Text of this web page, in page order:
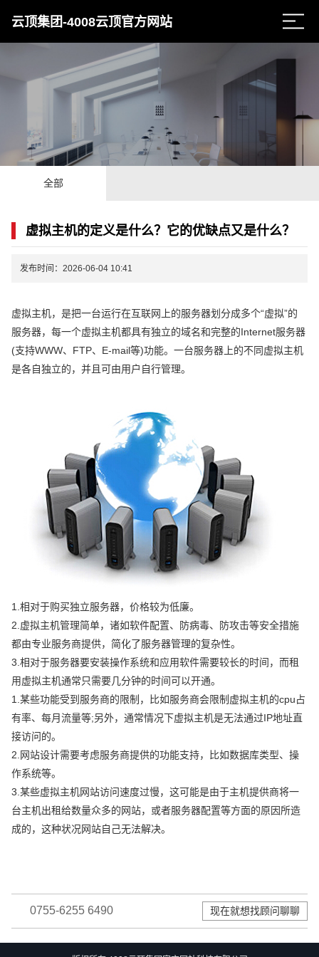
云顶集团-4008云顶官方网站
全部
虚拟主机的定义是什么？它的优缺点又是什么？
发布时间：2026-06-04 10:41
虚拟主机，是把一台运行在互联网上的服务器划分成多个“虚拟”的
服务器，每一个虚拟主机都具有独立的域名和完整的Internet服务器
(支持WWW、FTP、E-mail等)功能。一台服务器上的不同虚拟主机
是各自独立的，并且可由用户自行管理。
1.相对于购买独立服务器，价格较为低廉。
2.虚拟主机管理简单，诸如软件配置、防病毒、防攻击等安全措施
都由专业服务商提供，简化了服务器管理的复杂性。
3.相对于服务器要安装操作系统和应用软件需要较长的时间，而租
用虚拟主机通常只需要几分钟的时间可以开通。
1.某些功能受到服务商的限制，比如服务商会限制虚拟主机的cpu占
有率、每月流量等;另外，通常情况下虚拟主机是无法通过IP地址直
接访问的。
2.网站设计需要考虑服务商提供的功能支持，比如数据库类型、操
作系统等。
3.某些虚拟主机网站访问速度过慢，这可能是由于主机提供商将一
台主机出租给数量众多的网站，或者服务器配置等方面的原因所造
成的，这种状况网站自己无法解决。
0755-6255 6490 现在就想找顾问聊聊